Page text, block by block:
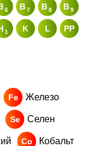
6 B7 B8 B9
1 K L PP
Fe Железо
Se Селен
Co Кобальт